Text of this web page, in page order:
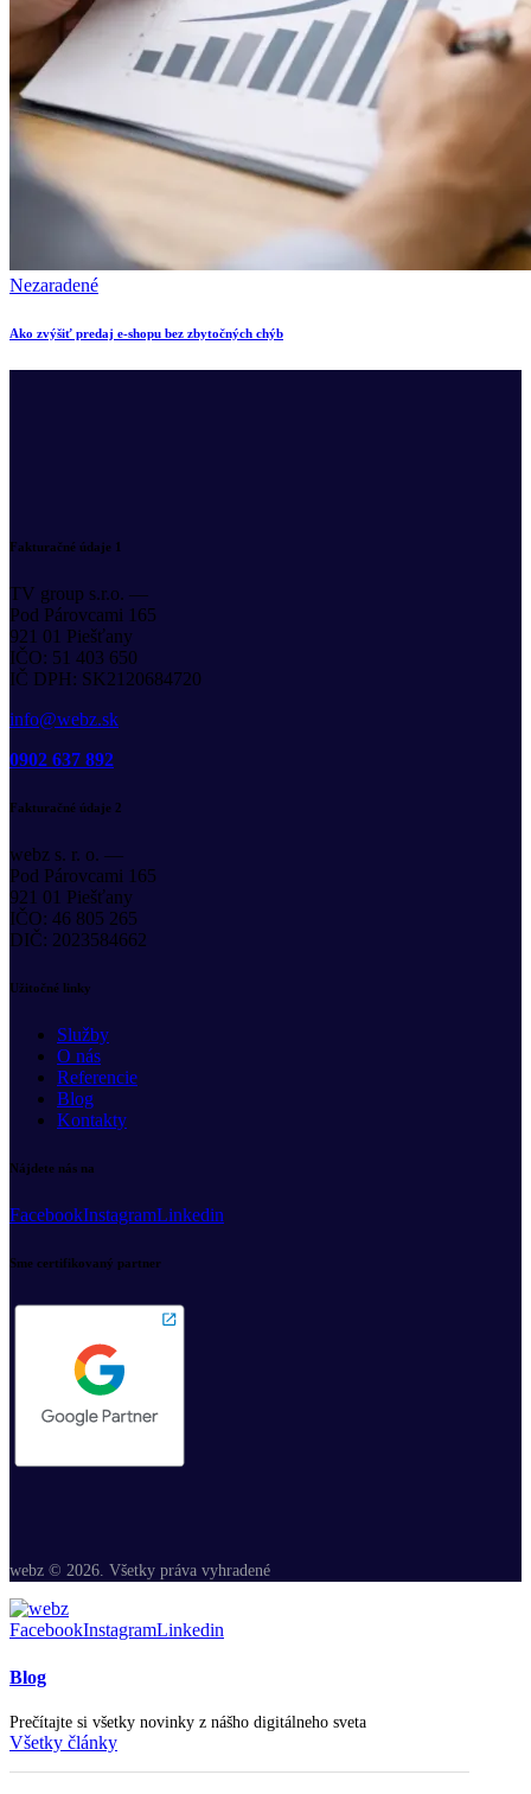
Nezaradené
Ako zvýšiť predaj e-shopu bez zbytočných chýb
Fakturačné údaje 1
TV group s.r.o. —
Pod Párovcami 165
921 01 Piešťany
IČO: 51 403 650
IČ DPH: SK2120684720
info@webz.sk
0902 637 892
Fakturačné údaje 2
webz s. r. o. —
Pod Párovcami 165
921 01 Piešťany
IČO: 46 805 265
DIČ: 2023584662
Užitočné linky
Služby
O nás
Referencie
Blog
Kontakty
Nájdete nás na
FacebookInstagramLinkedin
Sme certifikovaný partner
webz © 2026. Všetky práva vyhradené
FacebookInstagramLinkedin
Blog
Prečítajte si všetky novinky z nášho digitálneho sveta
Všetky články